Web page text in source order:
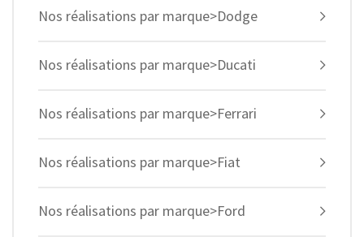
Nos réalisations par marque>Dodge
Nos réalisations par marque>Ducati
Nos réalisations par marque>Ferrari
Nos réalisations par marque>Fiat
Nos réalisations par marque>Ford